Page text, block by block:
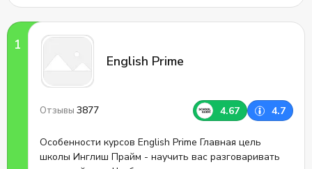
English Prime
4.67 4.7
Отзывы 3877
Особенности курсов English Prime Главная цель
школы Инглиш Прайм - научить вас разговаривать